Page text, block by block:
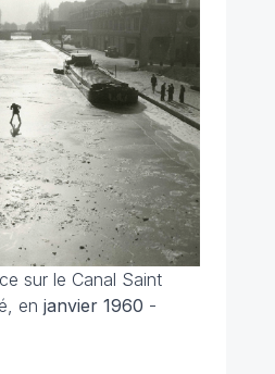
sur le Canal Saint
en janvier 1960 -